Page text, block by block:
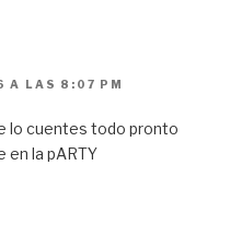
A LAS 8:07 PM
lo cuentes todo pronto
en la pARTY